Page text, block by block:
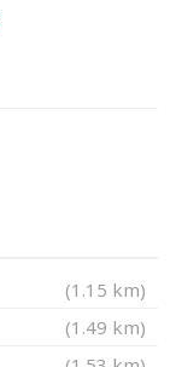
(1.15 km)
(1.49 km)